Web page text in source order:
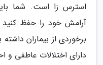
استرس زا است. شما
آرامش خود را حفظ
برخوردی از بیماران
دارای اختلالات عاطفی